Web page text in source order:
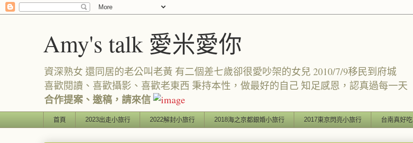
Amy's talk 愛米愛你
資深熟女 還同居的老公叫老黃 有二個差七歲卻很愛吵架的女兒 2010/7/9移民到府城
喜歡閱讀、喜歡攝影、喜歡老東西 秉持本性，做最好的自己 知足感恩，認真過每一天
合作提案、邀稿，請來信
首頁 2023出走小旅行 2022解封小旅行 2018海之京都銀婚小旅行 2017東京閃亮小旅行 台南真好吃